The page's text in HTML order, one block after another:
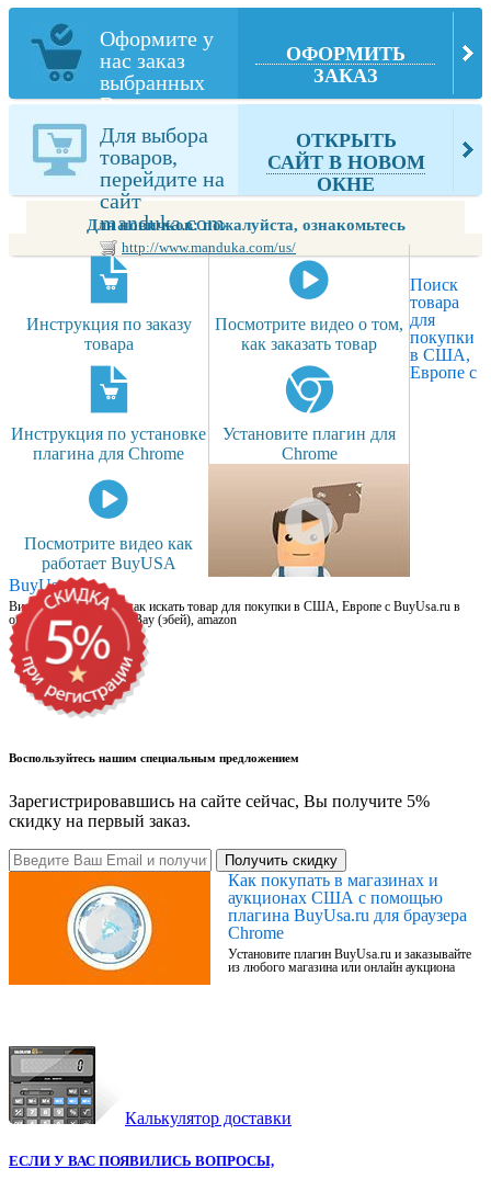
Оформите у
нас заказ
выбранных
Вами товаров
из
manduka.com
ОФОРМИТЬ
ЗАКАЗ
Для выбора
товаров,
перейдите на
сайт
manduka.com
http://www.manduka.com/us/
ОТКРЫТЬ
САЙТ В НОВОМ
ОКНЕ
Для новичков: пожалуйста, ознакомьтесь
Инструкция по заказу
товара
Посмотрите видео о том,
как заказать товар
Инструкция по установке
плагина для Chrome
Установите плагин для
Chrome
Посмотрите видео как
работает BuyUSA
Поиск
товара
для
покупки
в США,
Европе с
BuyUsa.ru
Видео для новичков: как искать товар для покупки в США, Европе с BuyUsa.ru в
онлайн магазинах, на eBay (эбей), amazon
Воспользуйтесь нашим специальным предложением
Зарегистрировавшись на сайте сейчас, Вы получите 5%
скидку на первый заказ.
Получить скидку
Как покупать в магазинах и
аукционах США с помощью
плагина BuyUsa.ru для браузера
Chrome
Установите плагин BuyUsa.ru и заказывайте
из любого магазина или онлайн аукциона
Калькулятор доставки
ЕСЛИ У ВАС ПОЯВИЛИСЬ ВОПРОСЫ,